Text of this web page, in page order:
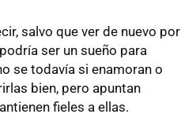
salvo que ver de nuevo por
ser un sueño para
se todavía si enamoran o
bien, pero apuntan
fieles a ellas.